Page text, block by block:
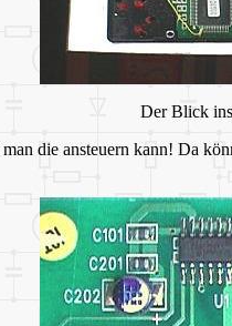
Der Blick
die ansteuern kann! Da